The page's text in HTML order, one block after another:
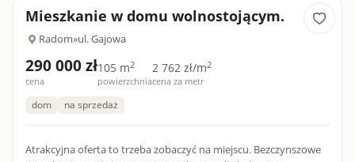
Mieszkanie w domu wolnostojącym.
Radom»ul. Gajowa
290 000 zł
cena
105 m2
powierzchnia
2 762 zł/m2
cena za metr
dom na sprzedaż
Atrakcyjna oferta to trzeba zobaczyć na miejscu. Bezczynszowe